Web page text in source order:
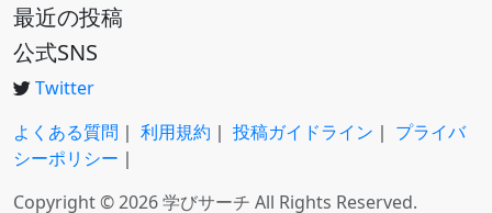
最近の投稿
公式SNS
Twitter
よくある質問 ｜ 利用規約 ｜ 投稿ガイドライン ｜ プライバ
シーポリシー ｜
Copyright © 2026 学びサーチ All Rights Reserved.